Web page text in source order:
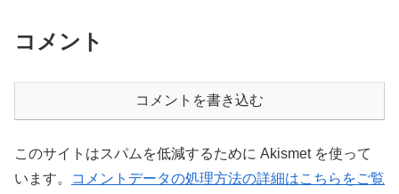
コメント
コメントを書き込む
このサイトはスパムを低減するために Akismet を使って
います。
コメントデータの処理方法の詳細はこちらをご覧